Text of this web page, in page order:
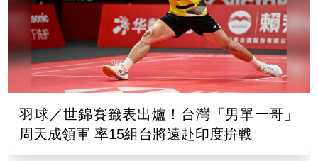
羽球／世錦賽籤表出爐！台灣「男單一哥」
周天成領軍 率15組台將遠赴印度拚戰